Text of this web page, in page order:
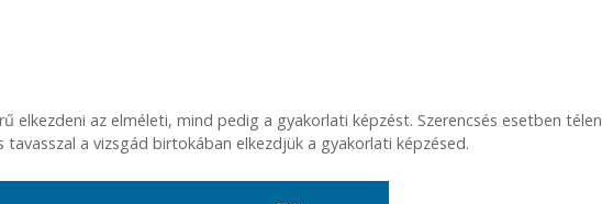
elkezdeni az elméleti, mind pedig a gyakorlati képzést. Szerencsés esetben télen
a vizsgád birtokában elkezdjük a gyakorlati képzésed.